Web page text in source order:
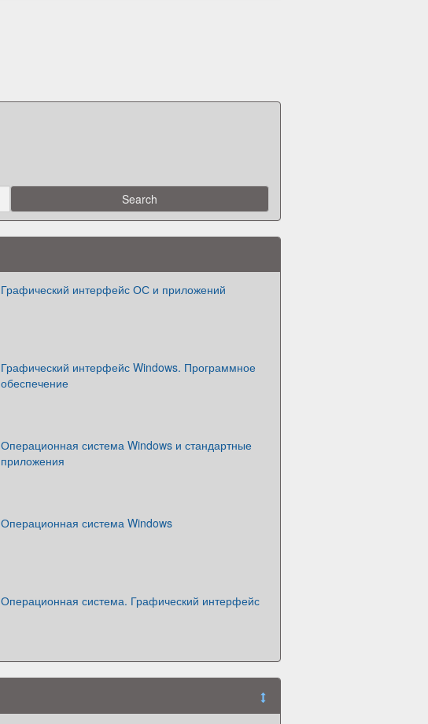
Графический интерфейс ОС и приложений
Графический интерфейс Windows. Программное
обеспечение
Операционная система Windows и стандартные
приложения
Операционная система Windows
Операционная система. Графический интерфейс